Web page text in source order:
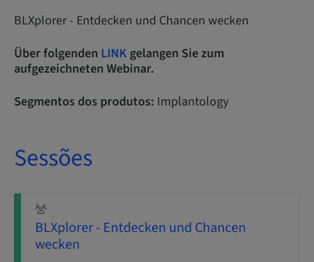
BLXplorer - Entdecken und Chancen wecken
Über folgenden LINKgelangen Sie zum
aufgezeichneten Webinar.
Segmentos dos produtos: Implantology
Sessões
BLXplorer - Entdecken und Chancen
wecken